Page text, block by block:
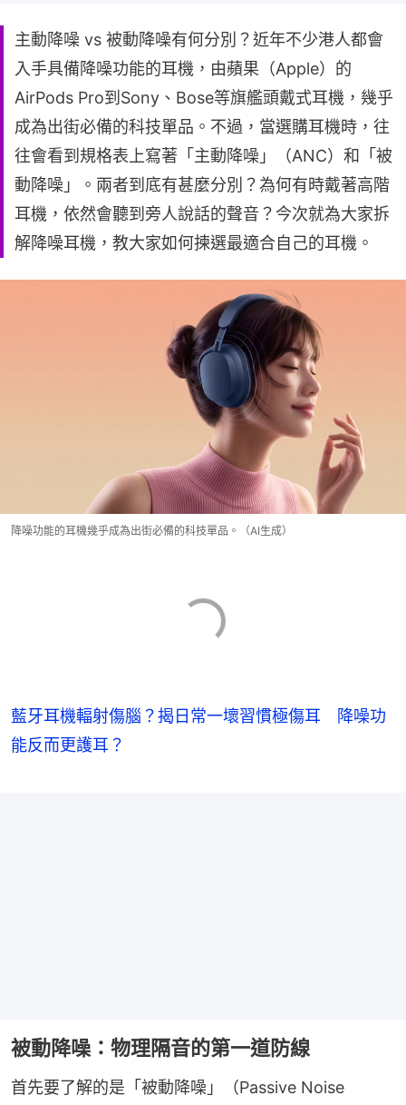
主動降噪 vs 被動降噪有何分別？近年不少港人都會
入手具備降噪功能的耳機，由蘋果（Apple）的
AirPods Pro到Sony、Bose等旗艦頭戴式耳機，幾乎
成為出街必備的科技單品。不過，當選購耳機時，往
往會看到規格表上寫著「主動降噪」（ANC）和「被
動降噪」。兩者到底有甚麼分別？為何有時戴著高階
耳機，依然會聽到旁人說話的聲音？今次就為大家拆
解降噪耳機，教大家如何揀選最適合自己的耳機。
降噪功能的耳機幾乎成為出街必備的科技單品。（AI生成）
藍牙耳機輻射傷腦？揭日常一壞習慣極傷耳 降噪功
能反而更護耳？
被動降噪：物理隔音的第一道防線
首先要了解的是「被動降噪」（Passive Noise